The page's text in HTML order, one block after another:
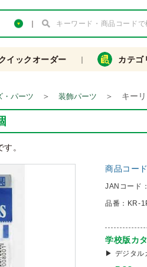
イックオーダー カテゴ
・パーツ ＞ 装飾パーツ ＞ キー
。
商品コード
JANコード
品番： KR-
学校版カ
デジタル